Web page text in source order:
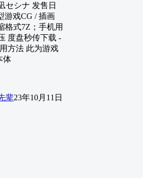
セシナ 发售日
游戏CG / 插画
格式7Z；手机用
度盘秒传下载 -
方法 此为游戏
体
辈23年10月11日